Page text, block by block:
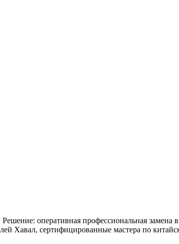
оперативная профессиональная замена в
Хавал, сертифицированные мастера по